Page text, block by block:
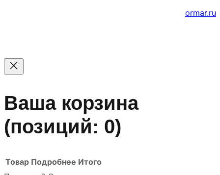
ormar.ru
Ваша корзина
(позиций: 0)
Товар Подробнее Итого